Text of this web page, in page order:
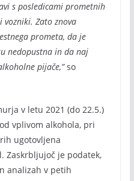
s posledicami prometnih
Zato znova
prometa, da je
nedopustna in da naj
pijače,”so
v letu 2021 (do 22.5.)
vplivom alkohola, pri
ugotovljena
Zaskrbljujoč je podatek,
analizah v petih